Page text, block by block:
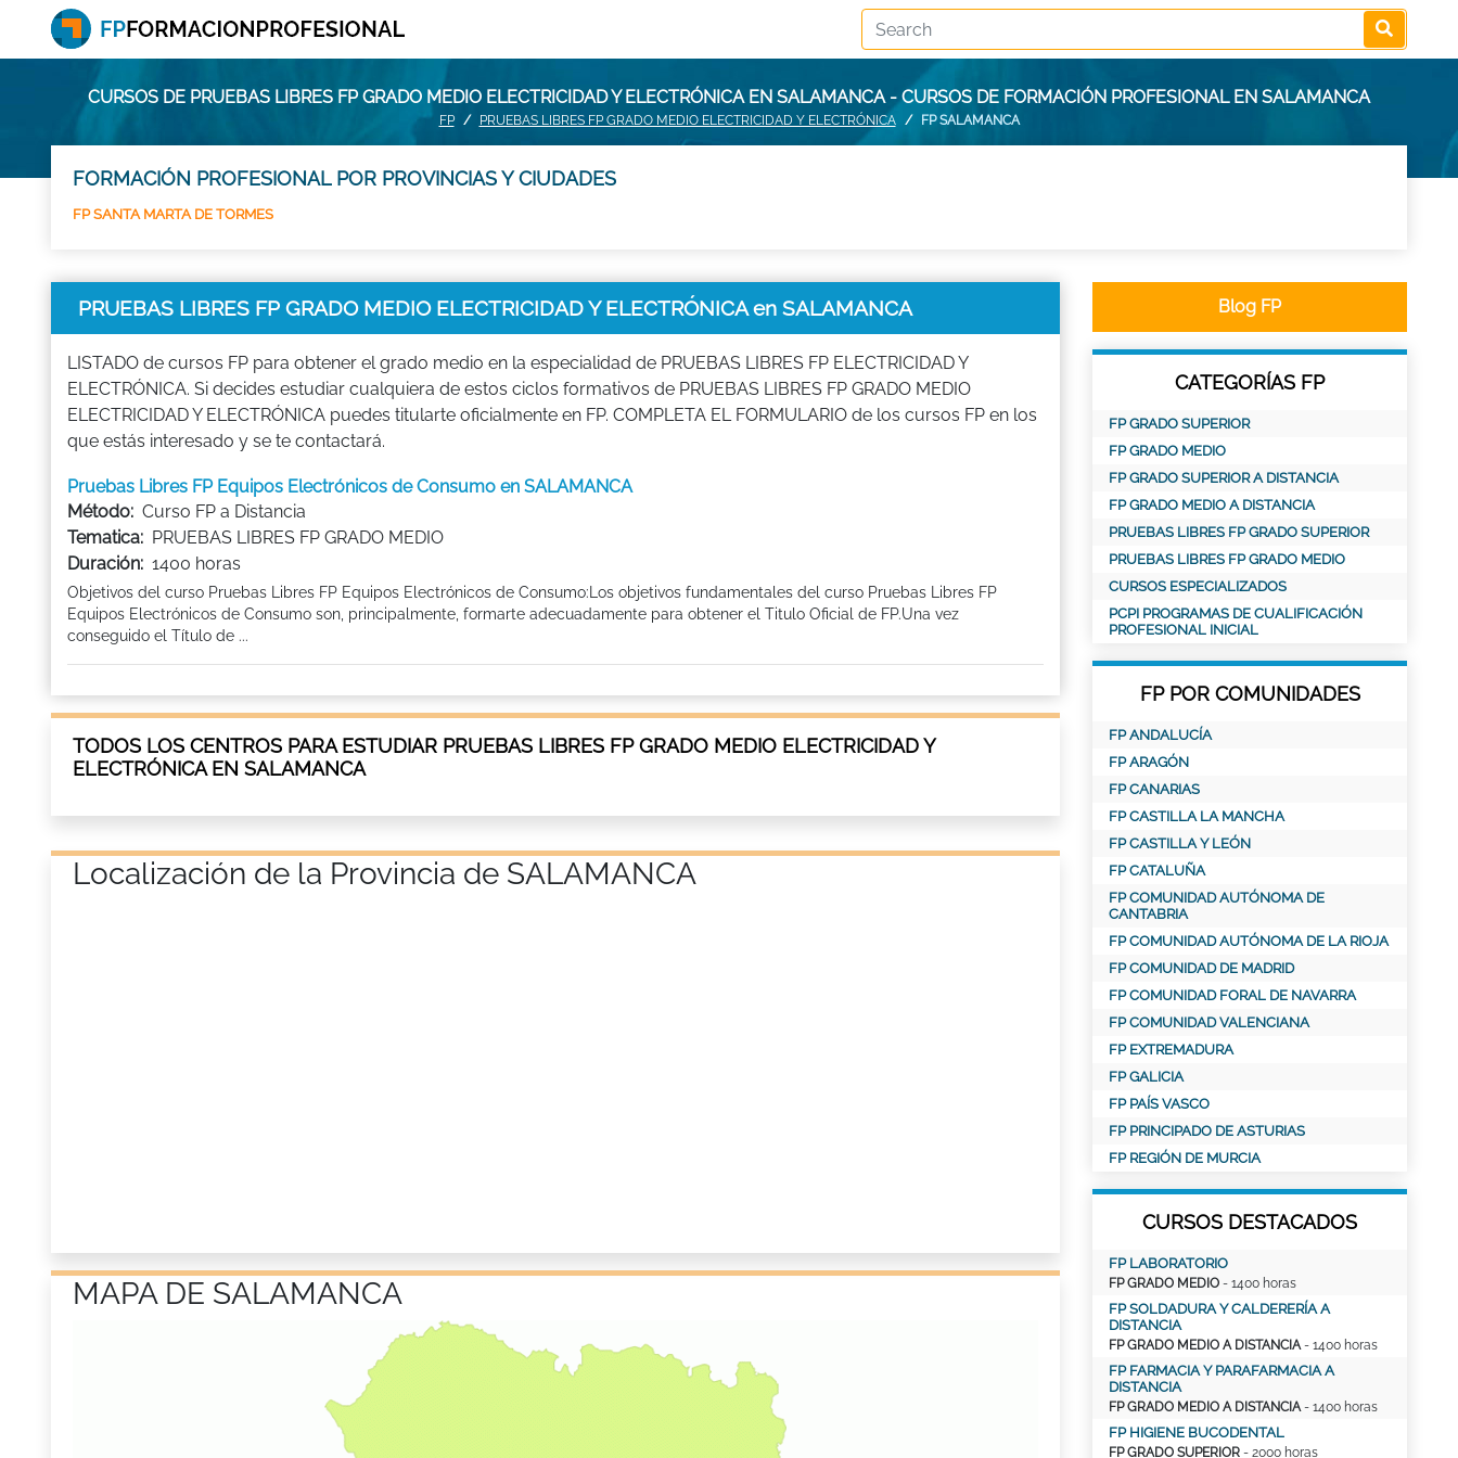
CURSOS DE PRUEBAS LIBRES FP GRADO MEDIO ELECTRICIDAD Y ELECTRÓNICA EN SALAMANCA - CURSOS DE FORMACIÓN PROFESIONAL EN SALAMANCA
FP PRUEBAS LIBRES FP GRADO MEDIO ELECTRICIDAD Y ELECTRÓNICA FP SALAMANCA
FORMACIÓN PROFESIONAL POR PROVINCIAS Y CIUDADES
FP SANTA MARTA DE TORMES
PRUEBAS LIBRES FP GRADO MEDIO ELECTRICIDAD Y ELECTRÓNICA en SALAMANCA
LISTADO de cursos FP para obtener el grado medio en la especialidad de PRUEBAS LIBRES FP ELECTRICIDAD Y
ELECTRÓNICA. Si decides estudiar cualquiera de estos ciclos formativos de PRUEBAS LIBRES FP GRADO MEDIO
ELECTRICIDAD Y ELECTRÓNICA puedes titularte oficialmente en FP. COMPLETA EL FORMULARIO de los cursos FP en los
que estás interesado y se te contactará.
Pruebas Libres FP Equipos Electrónicos de Consumo en SALAMANCA
Método: Curso FP a Distancia
Tematica: PRUEBAS LIBRES FP GRADO MEDIO
Duración: 1400 horas
Objetivos del curso Pruebas Libres FP Equipos Electrónicos de Consumo:Los objetivos fundamentales del curso Pruebas Libres FP
Equipos Electrónicos de Consumo son, principalmente, formarte adecuadamente para obtener el Titulo Oficial de FP.Una vez
conseguido el Título de ...
TODOS LOS CENTROS PARA ESTUDIAR PRUEBAS LIBRES FP GRADO MEDIO ELECTRICIDAD Y
ELECTRÓNICA EN SALAMANCA
Localización de la Provincia de SALAMANCA
MAPA DE SALAMANCA
Blog FP
CATEGORÍAS FP
FP GRADO SUPERIOR
FP GRADO MEDIO
FP GRADO SUPERIOR A DISTANCIA
FP GRADO MEDIO A DISTANCIA
PRUEBAS LIBRES FP GRADO SUPERIOR
PRUEBAS LIBRES FP GRADO MEDIO
CURSOS ESPECIALIZADOS
PCPI PROGRAMAS DE CUALIFICACIÓN
PROFESIONAL INICIAL
FP POR COMUNIDADES
FP ANDALUCÍA
FP ARAGÓN
FP CANARIAS
FP CASTILLA LA MANCHA
FP CASTILLA Y LEÓN
FP CATALUÑA
FP COMUNIDAD AUTÓNOMA DE
CANTABRIA
FP COMUNIDAD AUTÓNOMA DE LA RIOJA
FP COMUNIDAD DE MADRID
FP COMUNIDAD FORAL DE NAVARRA
FP COMUNIDAD VALENCIANA
FP EXTREMADURA
FP GALICIA
FP PAÍS VASCO
FP PRINCIPADO DE ASTURIAS
FP REGIÓN DE MURCIA
CURSOS DESTACADOS
FP LABORATORIO
FP GRADO MEDIO - 1400 horas
FP SOLDADURA Y CALDERERÍA A
DISTANCIA
FP GRADO MEDIO A DISTANCIA- 1400 horas
FP FARMACIA Y PARAFARMACIA A
DISTANCIA
FP GRADO MEDIO A DISTANCIA- 1400 horas
FP HIGIENE BUCODENTAL
FP GRADO SUPERIOR - 2000 horas